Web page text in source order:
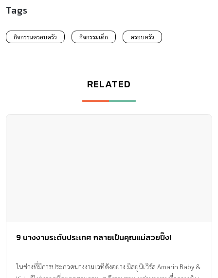
Tags
กิจกรรมครอบครัว กิจกรรมเด็ก ครอบครัว
RELATED
9 นางงามระดับประเทศ กลายเป็นคุณแม่สวยปิ๊ง!
ในช่วงที่มีการประกวดนางงามเวทีดังอย่าง มิสยูนิเวิร์ส Amarin Baby &